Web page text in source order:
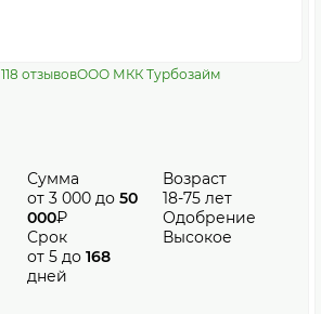
118 отзывовООО МКК Турбозайм
Сумма
от 3 000 до 50
000₽
Срок
от 5 до 168
дней
Возраст
18-75 лет
Одобрение
Высокое